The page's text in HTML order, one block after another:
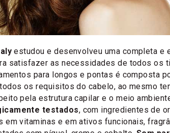
estudou e desenvolveu uma completa e
satisfazer as necessidades de todos os
para longos e pontas é composta
os requisitos do cabelo, ao mesmo
pela estrutura capilar e o meio
testados, com ingredientes de
em vitaminas e em ativos funcionais,